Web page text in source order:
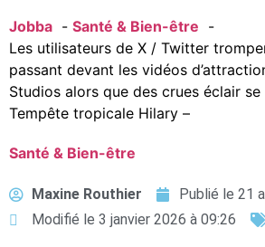
Jobba
Santé & Bien-être
Les utilisateurs de X / Twitter
passant devant les vidéos
Studios alors que des crues éclair
Tempête tropicale Hilary –
Santé & Bien-être
Maxine Routhier Publié le 21
Modifié le 3 janvier 2026 à 09:26